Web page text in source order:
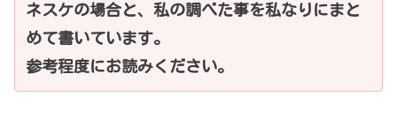
ネスケの場合と、私の調べた事を私なりにまと
めて書いています。
参考程度にお読みください。